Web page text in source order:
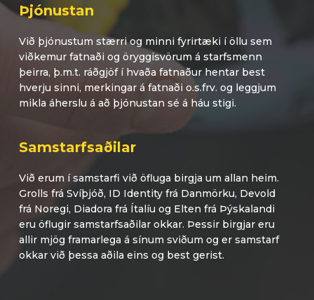
Þjónustan
Við þjónustum stærri og minni fyrirtæki í öllu sem
viðkemur fatnaði og öryggisvörum á starfsmenn
þeirra, þ.m.t. ráðgjöf í hvaða fatnaður hentar best
hverju sinni, merkingar á fatnaði o.s.frv. og leggjum
mikla áherslu á að þjónustan sé á háu stigi.
Samstarfsaðilar
Við erum í samstarfi við öfluga birgja um allan heim.
Grolls frá Svíþjóð, ID Identity frá Danmörku, Devold
frá Noregi, Diadora frá Ítalíu og Elten frá Þýskalandi
eru öflugir samstarfsaðilar okkar. Þessir birgjar eru
allir mjög framarlega á sínum sviðum og er samstarf
okkar við þessa aðila eins og best gerist.